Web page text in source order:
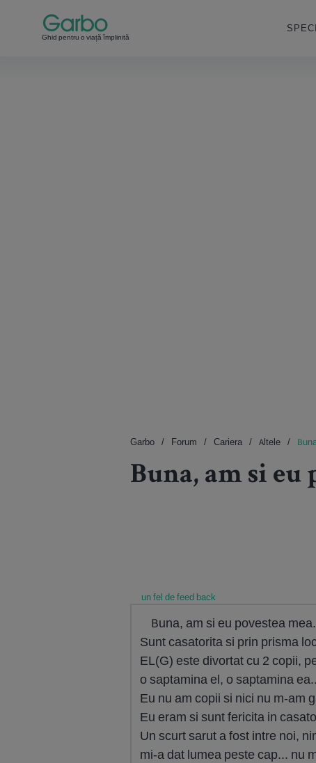
Ghid pentru o viață împlinită
Garbo Forum Cariera Altele
Buna, am si eu
un fel de feed back
Buna, am si eu povestea
Sunt casatorita si prin prisma
EL(G) este divortat cu 2 copii,
o saptamina el, o saptamina
Eu nu am copii si nici nu m-am
Eu eram si sunt fericita in
Un scurt sarut a fost intre noi,
mi-a dat lumea peste cap... nu